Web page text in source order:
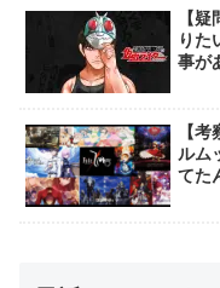
【
りた
事が
【
ルム
てた